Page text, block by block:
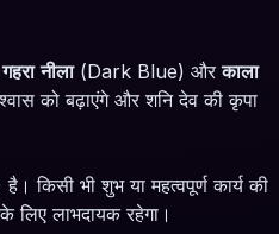
गहरा नीला(Dark Blue) औरकाला
को बढ़ाएंगे और शनि देव की कृपा
किसी भी शुभ या महत्वपूर्ण कार्य की
लाभदायक रहेगा।